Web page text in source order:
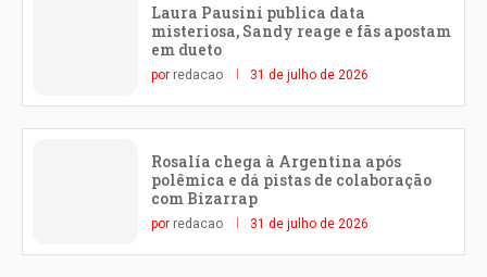
Laura Pausini publica data
misteriosa, Sandy reage e fãs apostam
em dueto
por redacao 31 de julho de 2026
Rosalía chega à Argentina após
polêmica e dá pistas de colaboração
com Bizarrap
por redacao 31 de julho de 2026